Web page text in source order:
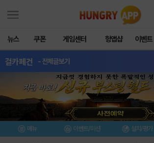
뉴스 쿠폰 게임센터 헝앱샵 이벤트
걸카페건 - 전체글보기
메뉴 이벤트/미션 설치/평가